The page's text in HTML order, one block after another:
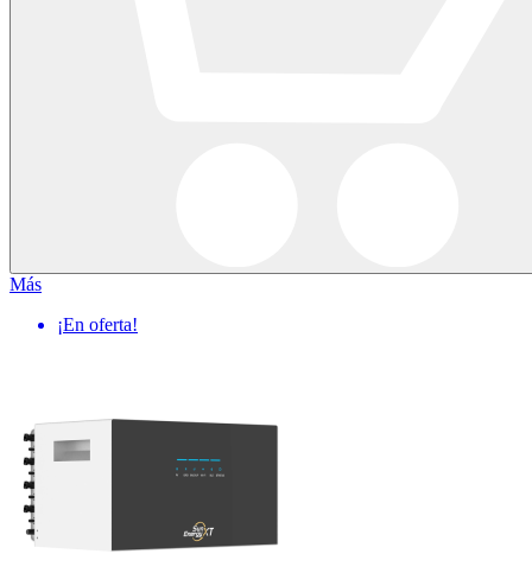
Más
¡En oferta!